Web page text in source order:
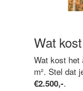
Wat
Wat kost het
m². Stel dat
€2.500,-.